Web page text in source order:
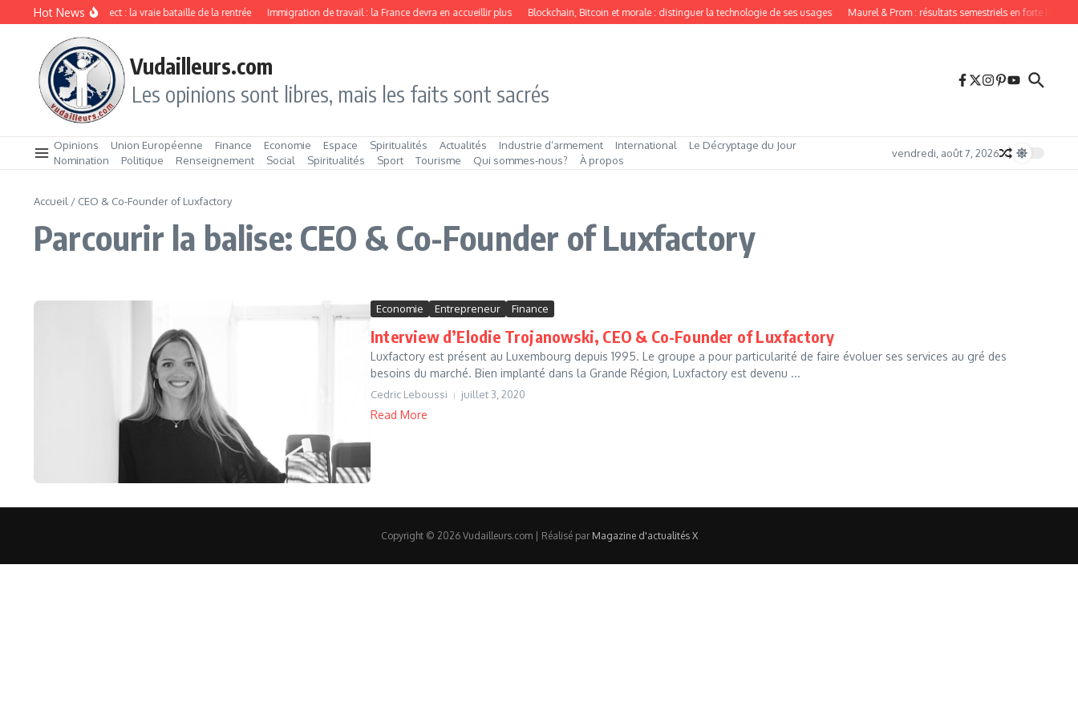
Aller au contenu
Hot News
Drive ou Click & Collect : la vraie bataille de la rentrée Immigration de travail : la France devra en accueillir plus Blockchain, Bitcoin et morale : distinguer la technologie de ses usages Maurel & Prom : résultats semestriels en forte hausse
Vudailleurs.com
Les opinions sont libres, mais les faits sont sacrés
Opinions Union Européenne Finance Economie Espace Spiritualités Actualités Industrie d’armement International
Le Décryptage du Jour
Nomination
Politique Renseignement Social Spiritualités Sport Tourisme Qui sommes‑nous? À propos
vendredi, août 7, 2026
Accueil / CEO & Co-Founder of Luxfactory
Parcourir la balise: CEO & Co-Founder of Luxfactory
Economie Entrepreneur Finance
Interview d’Elodie Trojanowski, CEO & Co-Founder of Luxfactory
Luxfactory est présent au Luxembourg depuis 1995. Le groupe a pour particularité de faire évoluer ses services au gré des
besoins du marché. Bien implanté dans la Grande Région, Luxfactory est devenu ...
Cedric Leboussi juillet 3, 2020
Read More
Copyright © 2026 Vudailleurs.com | Réalisé par Magazine d'actualités X